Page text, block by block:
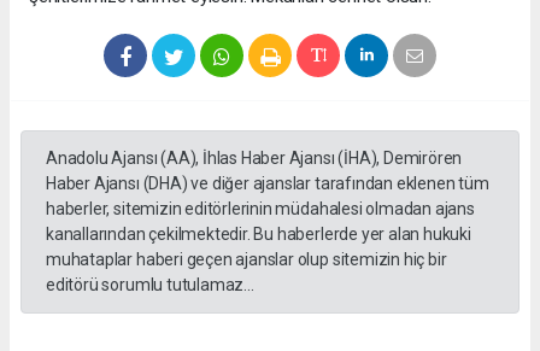
Anadolu Ajansı (AA), İhlas Haber Ajansı (İHA), Demirören
Haber Ajansı (DHA) ve diğer ajanslar tarafından eklenen tüm
haberler, sitemizin editörlerinin müdahalesi olmadan ajans
kanallarından çekilmektedir. Bu haberlerde yer alan hukuki
muhataplar haberi geçen ajanslar olup sitemizin hiç bir
editörü sorumlu tutulamaz...